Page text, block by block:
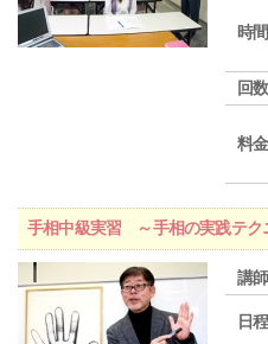
時間
回数
料金
手相中級実習 ～手相の実践テク
講師
日程